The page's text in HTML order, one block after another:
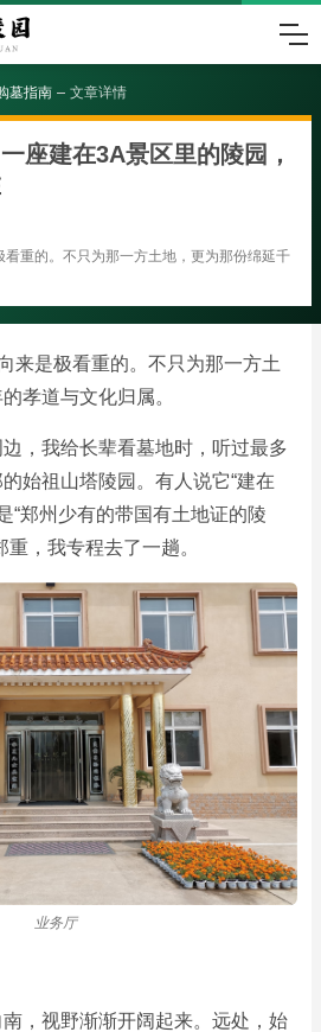
墓指南 文章详情
座建在3A景区里的陵园，
看重的。不只为那一方土地，更为那份绵延千
来是极看重的。不只为那一方土
孝道与文化归属。
，我给长辈看墓地时，听过最多
始祖山塔陵园。有人说它“建在
“郑州少有的带国有土地证的陵
重，我专程去了一趟。
业务厅
，视野渐渐开阔起来。远处，始